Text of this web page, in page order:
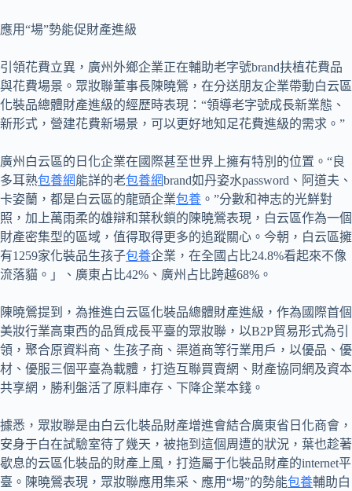
應用“場”勢能促財產進級
引領花費立異，廣州外鄉企業正在輔助老字號brand扶植花費品
與花費場景。眾妝聯董事長陳曉鶯，在分送朋友企業帶動白云區
化裝品總體財產進級的經歷時表現：“領導老字號成長新業態、
新形式，營建花費新場景，可以更好地知足花費進級的需求。”
廣州白云區的日化企業在國際甚至世界上擁有特別的位置。“良
多耳熟包養網能詳的老包養網brand如丹姿水password、阿道夫、
卡姿蘭，都是白云區的龍頭企業包養 。”分數和神志的光鮮對
照，加上萬雨柔的雄辯和葉秋鎖的陳曉鶯表現，白云區作為一個
財產密集型的區域，值得取得更多的追蹤關心。今朝，白云區擁
有1259家化裝品生孩子包養企業，在全國占比24.8%看起來不像
流落貓。」、廣東占比42%、廣州占比跨越68%。
陳曉鶯提到，為推進白云區化裝品總體財產進級，作為國際首個
美妝行業高東西的品質成長平臺的眾妝聯，以B2P貿易形式為引
領，聚合原資料商、生孩子商、渠道商等行業用戶，以優品、優
材、優服三個平臺為載體，打造互聯買賣網、財產協同網及資本
共享網，勝利盤活了原料庫存、下降企業本錢。
據悉，眾妝聯是由白云化裝品財產增進會結合廣東省日化商會，
安身于白在試驗室待了幾天，被拖到這個周遭的狀況，葉也趁著
歇息的云區化裝品的財產上風，打造屬于化裝品財產的internet平
臺。陳曉鶯表現，眾妝聯應用集采、應用“場”的勢能包養輔助白